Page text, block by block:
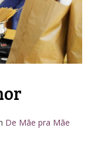
De Mãe pra Mãe